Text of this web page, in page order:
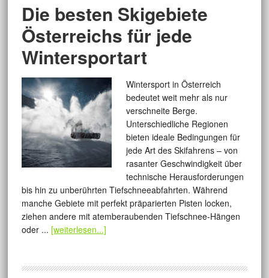
Die besten Skigebiete
Österreichs für jede
Wintersportart
Wintersport in Österreich
bedeutet weit mehr als nur
verschneite Berge.
Unterschiedliche Regionen
bieten ideale Bedingungen für
jede Art des Skifahrens – von
rasanter Geschwindigkeit über
technische Herausforderungen
bis hin zu unberührten Tiefschneeabfahrten. Während
manche Gebiete mit perfekt präparierten Pisten locken,
ziehen andere mit atemberaubenden Tiefschnee-Hängen
oder ... [weiterlesen...]